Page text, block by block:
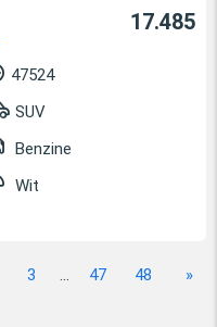
17.485
47524
SUV
Benzine
Wit
3 ... 47 48 »